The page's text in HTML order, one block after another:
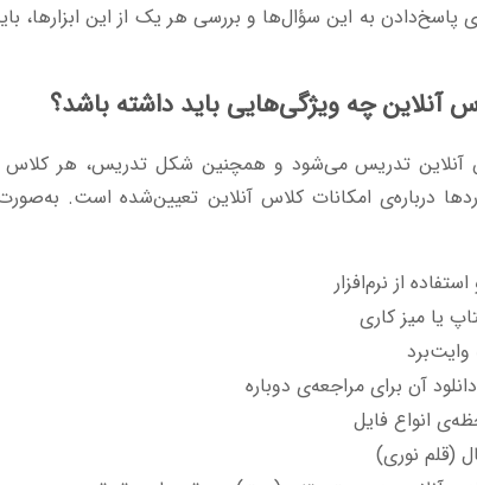
به این سؤال‌ها و بررسی هر یک از این ابزارها، باید
آنلاین چه ویژگی‌هایی باید داشته باشد؟
آنلاین تدریس می‌شود و همچنین شکل تدریس، هر کلاس
درباره‌ی امکانات کلاس آنلاین تعیین‌شده است.
از نرم‌افزار
یا میز کاری
آن برای مراجعه‌ی دوباره
انواع فایل
(قلم نوری)